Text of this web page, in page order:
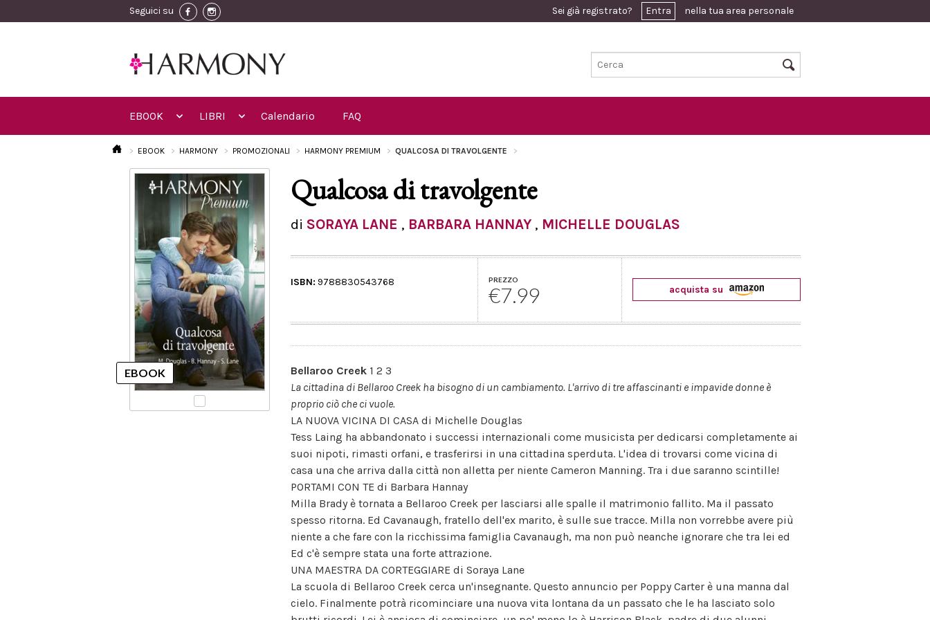
Seguici su Sei già registrato? Entra nella tua area personale
EBOOK LIBRI Calendario FAQ
EBOOK HARMONY PROMOZIONALI HARMONY PREMIUM QUALCOSA DI TRAVOLGENTE
Qualcosa di travolgente
di SORAYA LANE , BARBARA HANNAY , MICHELLE DOUGLAS
ISBN: 9788830543768 PREZZO
€7.99 acquista su
Bellaroo Creek 1 2 3
La cittadina di Bellaroo Creek ha bisogno di un cambiamento. L'arrivo di tre affascinanti e impavide donne è
proprio ciò che ci vuole.
LA NUOVA VICINA DI CASA di Michelle Douglas
Tess Laing ha abbandonato i successi internazionali come musicista per dedicarsi completamente ai
suoi nipoti, rimasti orfani, e trasferirsi in una cittadina sperduta. L'idea di trovarsi come vicina di
casa una che arriva dalla città non alletta per niente Cameron Manning. Tra i due saranno scintille!
PORTAMI CON TE di Barbara Hannay
Milla Brady è tornata a Bellaroo Creek per lasciarsi alle spalle il matrimonio fallito. Ma il passato
spesso ritorna. Ed Cavanaugh, fratello dell'ex marito, è sulle sue tracce. Milla non vorrebbe avere più
niente a che fare con la ricchissima famiglia Cavanaugh, ma non può neanche ignorare che tra lei ed
Ed c'è sempre stata una forte attrazione.
UNA MAESTRA DA CORTEGGIARE di Soraya Lane
La scuola di Bellaroo Creek cerca un'insegnante. Questo annuncio per Poppy Carter è una manna dal
cielo. Finalmente potrà ricominciare una nuova vita lontana da un passato che le ha lasciato solo